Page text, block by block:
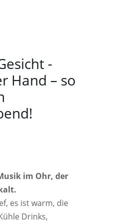
-
Hand – so
im Ohr, der
es ist warm, die
Drinks,